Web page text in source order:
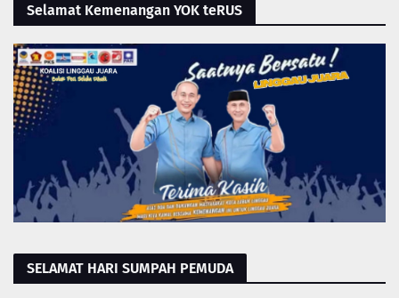
Selamat Kemenangan YOK teRUS
SELAMAT HARI SUMPAH PEMUDA